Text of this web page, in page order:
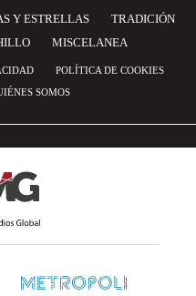
Y ESTRELLAS
TRADICIÓN
MISCELANEA
POLÍTICA DE COOKIES
SOMOS